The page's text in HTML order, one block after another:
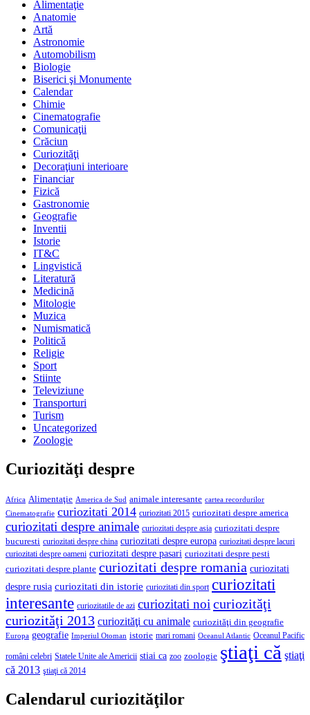
Alimentaţie
Anatomie
Artă
Astronomie
Automobilism
Biologie
Biserici şi Monumente
Calendar
Chimie
Cinematografie
Comunicaţii
Crăciun
Curiozităţi
Decoraţiuni interioare
Financiar
Fizică
Gastronomie
Geografie
Inventii
Istorie
IT&C
Lingvistică
Literatură
Medicină
Mitologie
Muzica
Numismatică
Politică
Religie
Sport
Stiinte
Televiziune
Transporturi
Turism
Uncategorized
Zoologie
Curiozităţi despre
Africa Alimentaţie America de Sud animale interesante cartea recordurilor
Cinematografie curiozitati 2014 curiozitati 2015 curiozitati despre america
curiozitati despre animale curiozitati despre asia curiozitati despre
bucuresti curiozitati despre china curiozitati despre europa curiozitati despre lacuri
curiozitati despre oameni curiozitati despre pasari curiozitati despre pesti
curiozitati despre plante curiozitati despre romania curiozitati
despre rusia curiozitati din istorie curiozitati din sport curiozitati
interesante curiozitatile de azi curiozitati noicuriozităţi
curiozităţi 2013 curiozităţi cu animale curiozităţi din geografie
Europa geografie Imperiul Otoman istorie mari romani Oceanul Atlantic Oceanul Pacific
români celebri Statele Unite ale Americii stiai ca zoo zoologie ştiaţi că ştiaţi
că 2013 ştiaţi că 2014
Calendarul curiozităţilor